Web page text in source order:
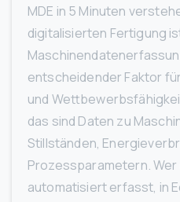
MDE in 5 Minuten
digitalisierten Fertigung
entscheidender Faktor
und
das sind Daten zu
Stillständen,
Prozessparametern.
automatisiert erfasst, in